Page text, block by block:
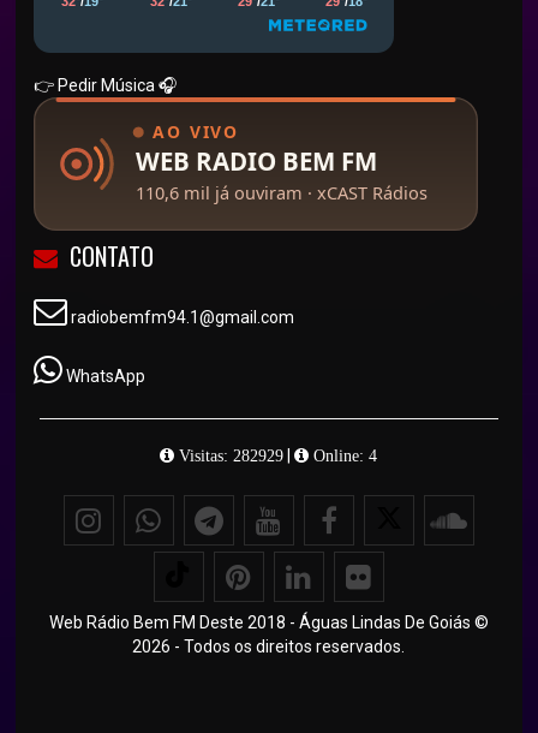
👉 Pedir Música 🎧
CONTATO
radiobemfm94.1@gmail.com
WhatsApp
Visitas: 282929 | Online: 4
Web Rádio Bem FM Deste 2018 - Águas Lindas De Goiás ©
2026 - Todos os direitos reservados.